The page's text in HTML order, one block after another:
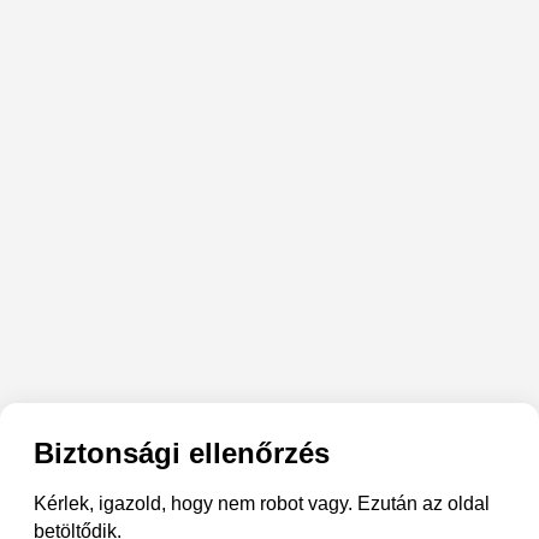
Biztonsági ellenőrzés
Kérlek, igazold, hogy nem robot vagy. Ezután az oldal
betöltődik.